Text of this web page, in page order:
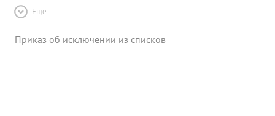
Ещё
Приказ об исключении из списков